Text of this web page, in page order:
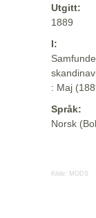
Utgitt:
1889
I:
: Maj
Språk:
Norsk
Kilde: MODS